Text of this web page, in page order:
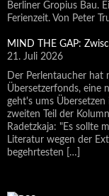
Berliner Gropius Bau.
Ferienzeit. Von Peter
MIND THE GAP:
21. Juli 2026
Der Perlentaucher hat
Übersetzerfonds, eine
geht's ums
zweiten Teil der
Radetzkaja: "Es sollte
Literatur wegen der
begehrtesten […]